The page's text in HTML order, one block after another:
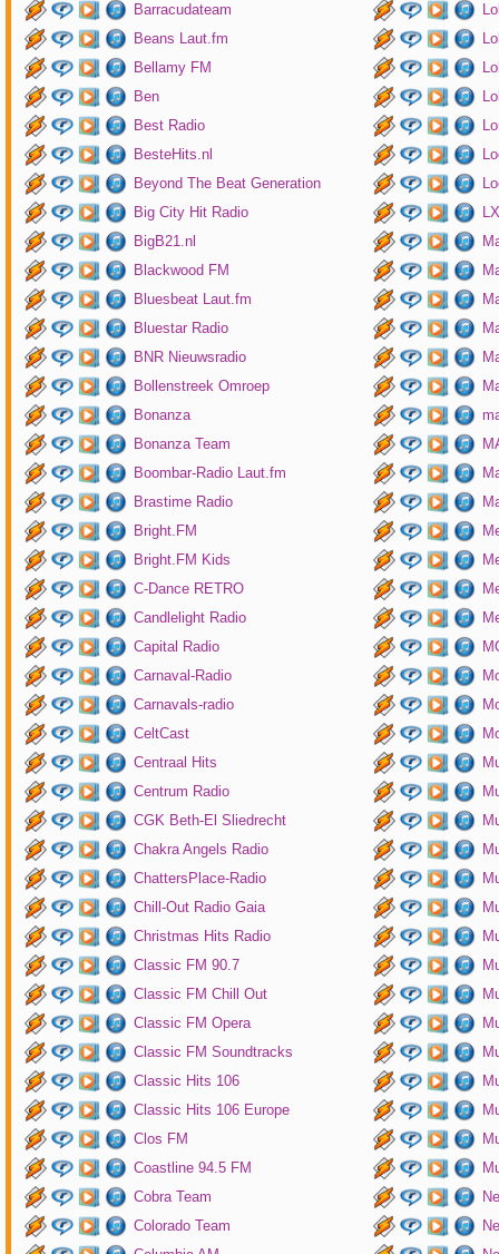
Barracudateam
Beans Laut.fm
Bellamy FM
Ben
Best Radio
BesteHits.nl
Beyond The Beat Generation
Big City Hit Radio
BigB21.nl
Blackwood FM
Bluesbeat Laut.fm
Bluestar Radio
BNR Nieuwsradio
Bollenstreek Omroep
Bonanza
Bonanza Team
Boombar-Radio Laut.fm
Brastime Radio
Bright.FM
Bright.FM Kids
C-Dance RETRO
Candlelight Radio
Capital Radio
Carnaval-Radio
Carnavals-radio
CeltCast
Centraal Hits
Centrum Radio
CGK Beth-El Sliedrecht
Chakra Angels Radio
ChattersPlace-Radio
Chill-Out Radio Gaia
Christmas Hits Radio
Classic FM 90.7
Classic FM Chill Out
Classic FM Opera
Classic FM Soundtracks
Classic Hits 106
Classic Hits 106 Europe
Clos FM
Coastline 94.5 FM
Cobra Team
Colorado Team